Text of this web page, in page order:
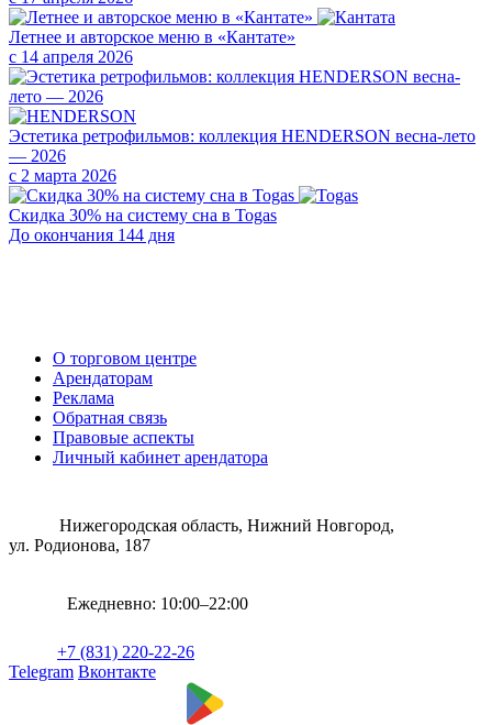
Летнее и авторское меню в «Кантате»
с 14 апреля 2026
Эстетика ретрофильмов: коллекция HENDERSON весна-лето
— 2026
с 2 марта 2026
Скидка 30% на систему сна в Togas
До окончания 144 дня
О торговом центре
Арендаторам
Реклама
Обратная связь
Правовые аспекты
Личный кабинет арендатора
Нижегородская область, Нижний Новгород,
ул. Родионова, 187
Ежедневно: 10:00–22:00
+7 (831) 220-22-26
Telegram Вконтакте